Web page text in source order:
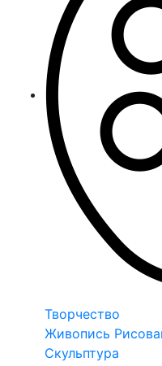
Творчество
Живопись
Скульптура